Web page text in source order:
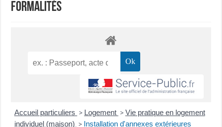
Formalités
Accueil particuliers > Logement > Vie pratique en logement
individuel (maison) > Installation d'annexes extérieures